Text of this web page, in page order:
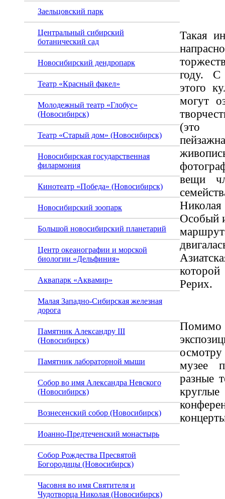
Заельцовский парк
Центральный сибирский
ботанический сад
Новосибирский дендропарк
Театр «Красный факел»
Молодежный театр «Глобус»
(Новосибирск)
Театр «Старый дом» (Новосибирск)
Новосибирская государственная
филармония
Кинотеатр «Победа» (Новосибирск)
Новосибирский зоопарк
Большой новосибирский планетарий
Центр океанографии и морской
биологии «Дельфиния»
Аквапарк «Аквамир»
Малая Западно-Сибирская железная
дорога
Памятник Александру III
(Новосибирск)
Памятник лабораторной мыши
Собор во имя Александра Невского
(Новосибирск)
Вознесенский собор (Новосибирск)
Иоанно-Предтеченский монастырь
Собор Рождества Пресвятой
Богородицы (Новосибирск)
Часовня во имя Святителя и
Чудотворца Николая (Новосибирск)
Такая
году. С
этого
могут
(это
вещи
Особый
Рерих.
музее
разные